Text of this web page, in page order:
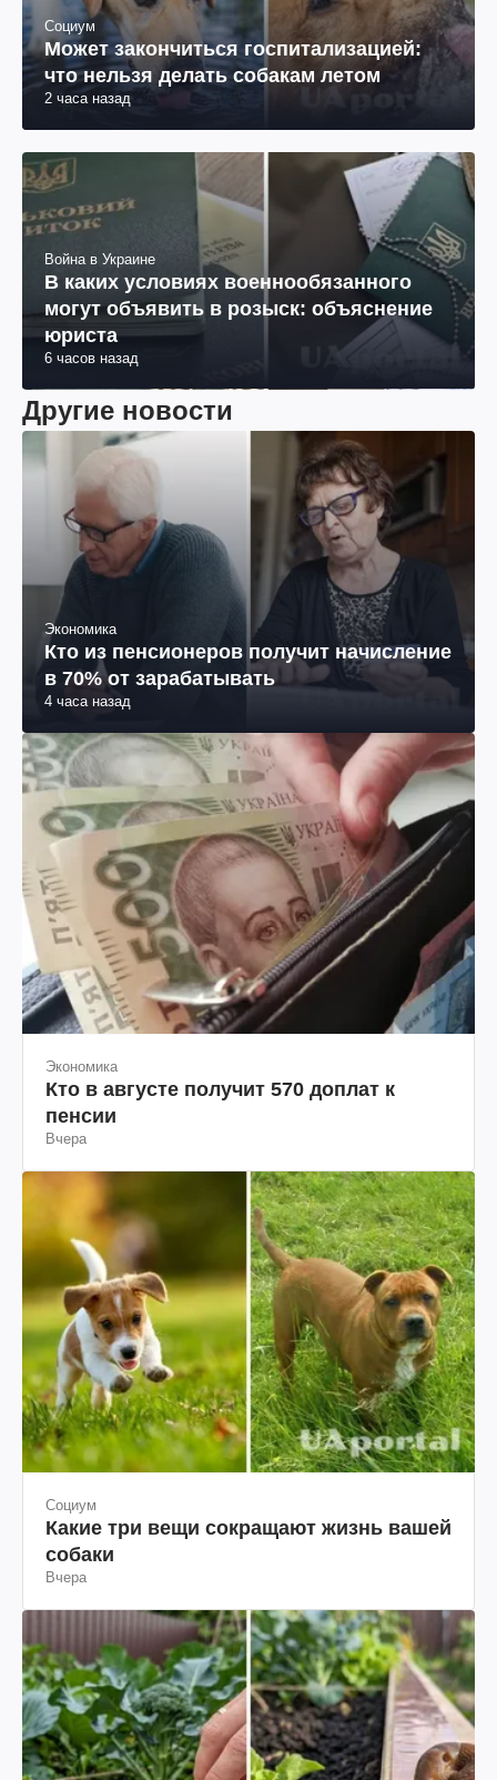
Социум
Может закончиться госпитализацией:
что нельзя делать собакам летом
2 часа назад
Война в Украине
В каких условиях военнообязанного
могут объявить в розыск: объяснение
юриста
6 часов назад
Другие новости
Экономика
Кто из пенсионеров получит начисление
в 70% от зарабатывать
4 часа назад
Экономика
Кто в августе получит 570 доплат к
пенсии
Вчера
Социум
Какие три вещи сокращают жизнь вашей
собаки
Вчера